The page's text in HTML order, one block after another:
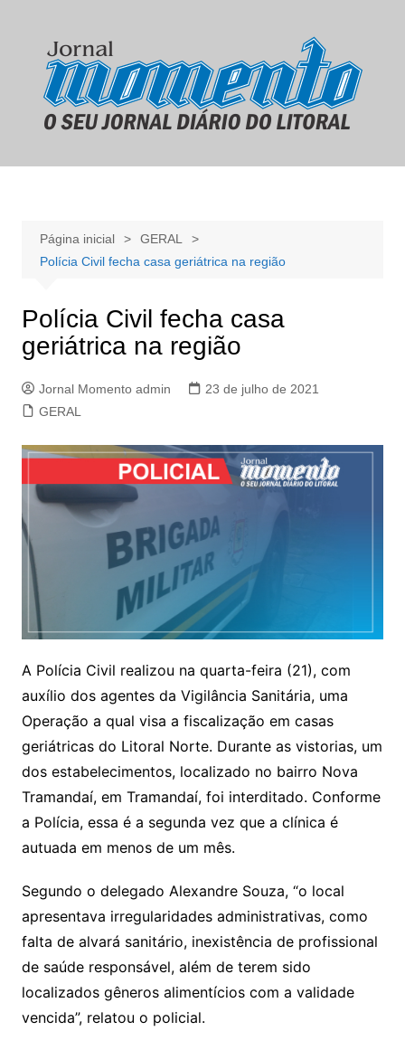
conteúdo
Página inicial
GERAL
Polícia Civil fecha casa geriátrica na região
Polícia Civil fecha casa
geriátrica na região
Jornal Momento admin
23 de julho de 2021
GERAL
A Polícia Civil realizou na quarta-feira (21), com
auxílio dos agentes da Vigilância Sanitária, uma
Operação a qual visa a fiscalização em casas
geriátricas do Litoral Norte. Durante as vistorias, um
dos estabelecimentos, localizado no bairro Nova
Tramandaí, em Tramandaí, foi interditado. Conforme
a Polícia, essa é a segunda vez que a clínica é
autuada em menos de um mês.
Segundo o delegado Alexandre Souza, “o local
apresentava irregularidades administrativas, como
falta de alvará sanitário, inexistência de profissional
de saúde responsável, além de terem sido
localizados gêneros alimentícios com a validade
vencida”, relatou o policial.